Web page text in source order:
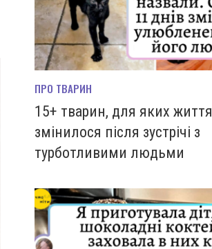
ПРО ТВАРИН
15+ тварин, для яких життя
змінилося після зустрічі з
турботливими людьми